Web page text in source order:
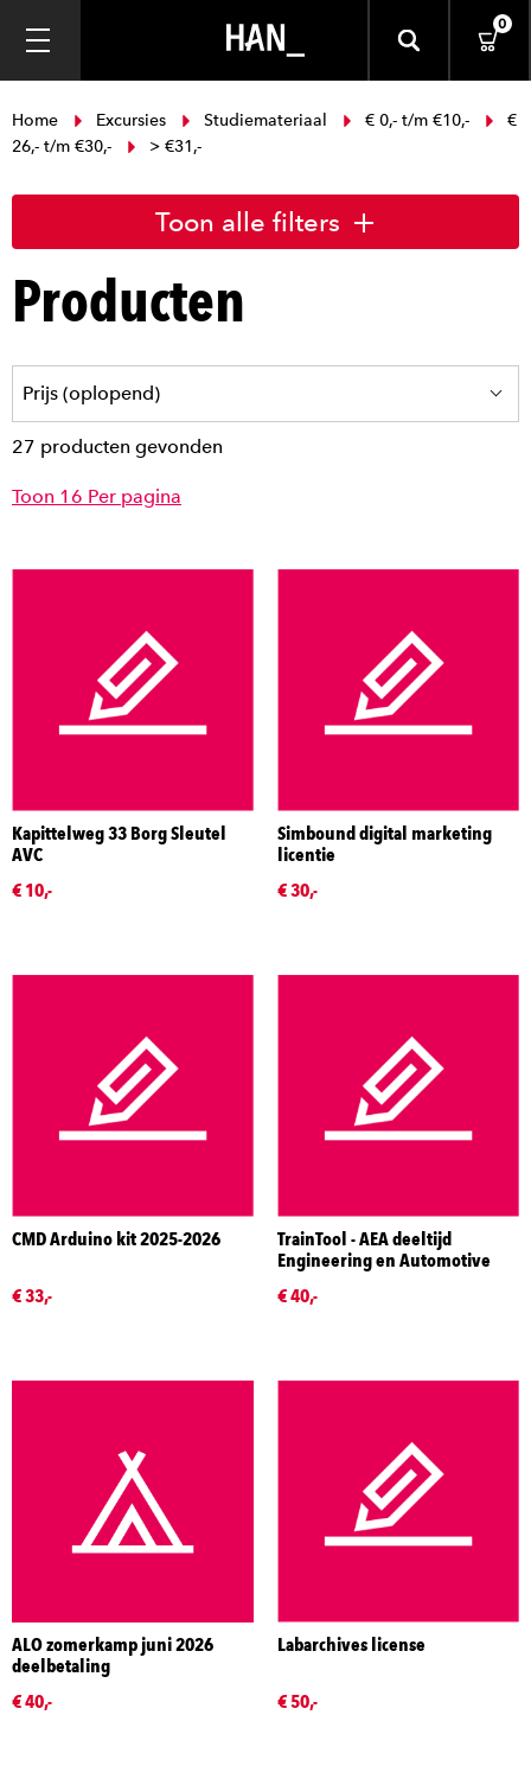
0
Home Excursies Studiemateriaal € 0,- t/m €10,-
€
26,- t/m €30,-
> €31,-
Toon alle filters
Producten
27 producten gevonden
Toon 16 Per pagina
Kapittelweg 33 Borg Sleutel
AVC
€ 10,-
Simbound digital marketing
licentie
€ 30,-
CMD Arduino kit 2025-2026
€ 33,-
TrainTool - AEA deeltijd
Engineering en Automotive
€ 40,-
ALO zomerkamp juni 2026
deelbetaling
€ 40,-
Labarchives license
€ 50,-